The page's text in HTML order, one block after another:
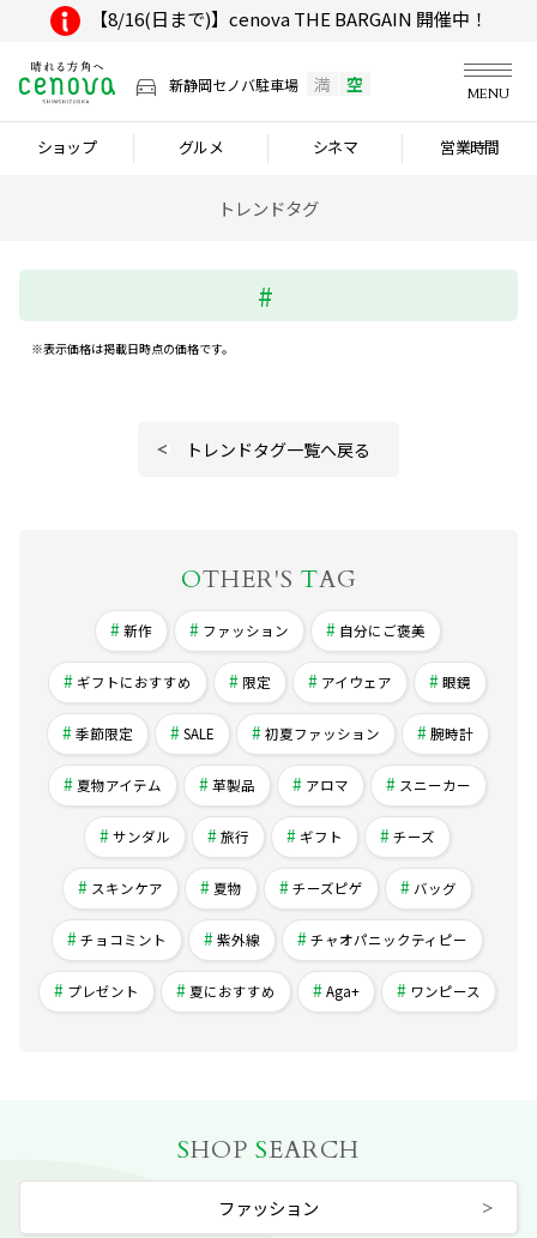
【8/16(日まで)】cenova THE BARGAIN 開催中！
新静岡セノバ駐車場 満 空 MENU
ショップ グルメ シネマ 営業時間
トレンドタグ
※表示価格は掲載日時点の価格です。
トレンドタグ一覧へ戻る
OTHER'S TAG
新作 ファッション 自分にご褒美
ギフトにおすすめ 限定 アイウェア 眼鏡
季節限定 SALE 初夏ファッション 腕時計
夏物アイテム 革製品 アロマ スニーカー
サンダル 旅行 ギフト チーズ
スキンケア 夏物 チーズピゲ バッグ
チョコミント 紫外線 チャオパニックティピー
プレゼント 夏におすすめ Aga+ ワンピース
SHOP SEARCH
ファッション